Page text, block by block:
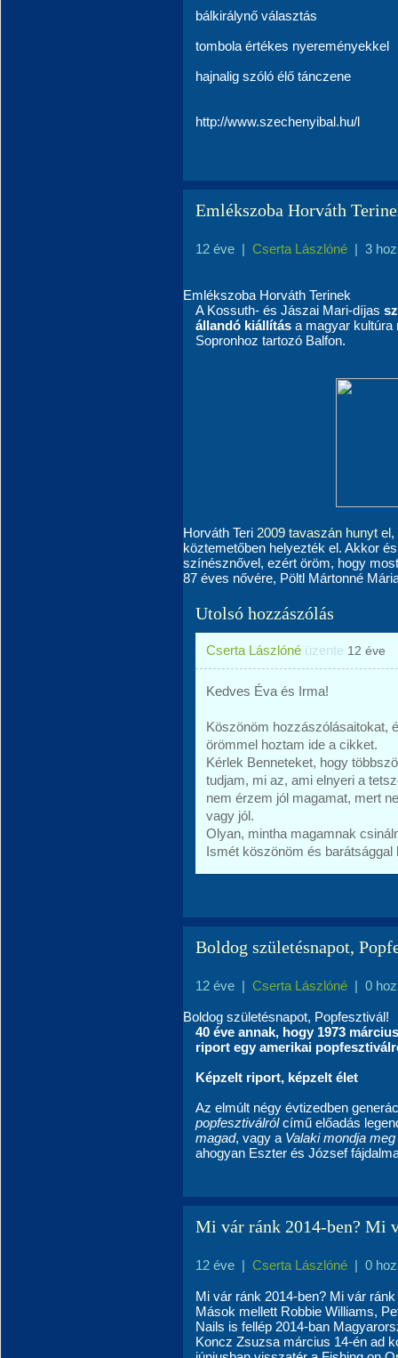
bálkirálynő választás
tombola értékes nyereményekkel
hajnalig szóló élő tánczene
http://www.szechenyibal.hu/l
Emlékszoba Horváth
12 éve | Cserta Lászlóné | 3
Emlékszoba Horváth Terinek
A Kossuth- és Jászai Mari-díjas
állandó kiállítás a magyar kultúra
Sopronhoz tartozó Balfon.
Horváth Teri 2009 tavaszán hunyt el,
köztemetőben helyezték el. Akkor
színésznővel, ezért öröm, hogy
87 éves nővére, Pöltl Mártonné
Utolsó hozzászólás
Cserta Lászlóné üzente 12 éve
Kedves Éva és Irma!
Köszönöm hozzászólásaitokat,
örömmel hoztam ide a cikket.
Kérlek Benneteket, hogy
tudjam, mi az, ami elnyeri a
nem érzem jól magamat, mert
vagy jól.
Olyan, mintha magamnak
Ismét köszönöm és
Boldog születésnapot,
12 éve | Cserta Lászlóné | 0
Boldog születésnapot, Popfesztivál!
40 éve annak, hogy 1973
riport egy amerikai
Képzelt riport, képzelt élet
Az elmúlt négy évtizedben
popfesztiválrólcímű előadás
magad, vagy a Valaki mondja meg
ahogyan Eszter és József
Mi vár ránk 2014-ben? Mi
12 éve | Cserta Lászlóné | 0
Mi vár ránk 2014-ben? Mi vár
Mások mellett Robbie Williams,
Nails is fellép 2014-ban
Koncz Zsuzsa március 14-én ad